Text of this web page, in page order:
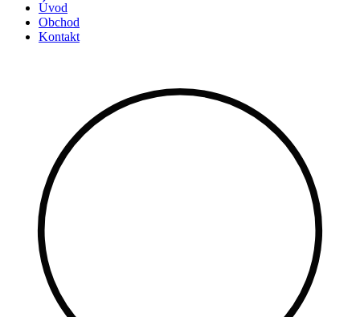
Úvod
Obchod
Kontakt